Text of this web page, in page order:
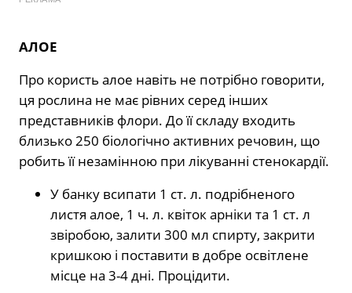
АЛОЕ
Про користь алое навіть не потрібно говорити,
ця рослина не має рівних серед інших
представників флори. До її складу входить
близько 250 біологічно активних речовин, що
робить її незамінною при лікуванні стенокардії.
У банку всипати 1 ст. л. подрібненого
листя алое, 1 ч. л. квіток арніки та 1 ст. л
звіробою, залити 300 мл спирту, закрити
кришкою і поставити в добре освітлене
місце на 3-4 дні. Процідити.